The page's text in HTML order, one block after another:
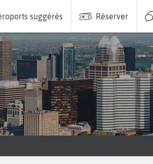
suggérés Réserver